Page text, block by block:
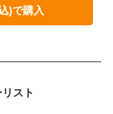
)で購入
スト